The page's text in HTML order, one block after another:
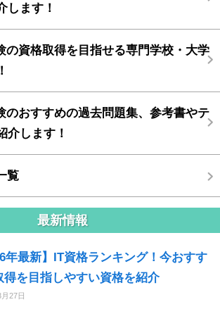
します！
の資格取得を目指せる専門学校・大学
のおすすめの過去問題集、参考書やテ
介します！
覧
最新情報
年最新】IT資格ランキング！今おすす
得を目指しやすい資格を紹介
27日